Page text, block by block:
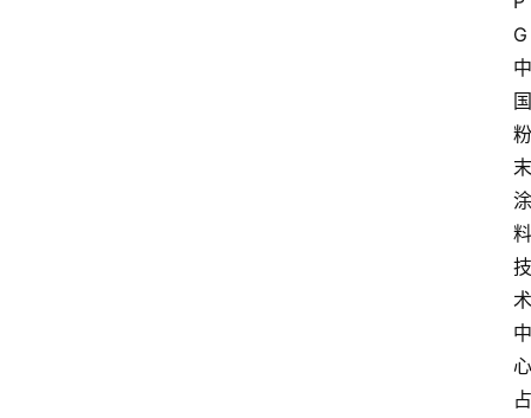
G
中
国
粉
末
涂
料
技
术
中
心
占